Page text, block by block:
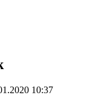
10:37